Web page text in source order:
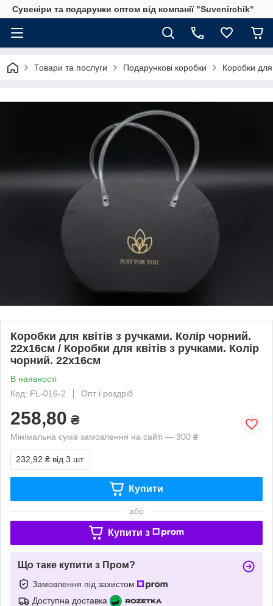
Сувеніри та подарунки оптом від компанії "Suvenirchik"
Товари та послуги Подарункові коробки Коробки для
Коробки для квітів з ручками. Колір чорний.
22х16см / Коробки для квітів з ручками. Колір
чорний. 22х16см
В наявності
Код: FL-016-2
Опт і роздріб
258,80 ₴
Мінімальна сума замовлення на сайті — 300 ₴
232,92 ₴ від 3 шт.
Купити
або
Купити з
Що таке купити з Пром?
Замовлення під захистом
Доступна доставка